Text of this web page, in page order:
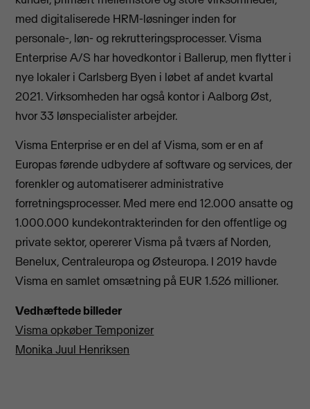
med digitaliserede HRM-løsninger inden for
personale-, løn- og rekrutteringsprocesser. Visma
Enterprise A/S har hovedkontor i Ballerup, men flytter i
nye lokaler i Carlsberg Byen i løbet af andet kvartal
2021. Virksomheden har også kontor i Aalborg Øst,
hvor 33 lønspecialister arbejder.
Visma Enterprise er en del af Visma, som er en af
Europas førende udbydere af software og services, der
forenkler og automatiserer administrative
forretningsprocesser. Med mere end 12.000 ansatte og
1.000.000 kundekontrakterinden for den offentlige og
private sektor, opererer Visma på tværs af Norden,
Benelux, Centraleuropa og Østeuropa. I 2019 havde
Visma en samlet omsætning på EUR 1.526 millioner.
Vedhæftede billeder
Visma opkøber Temponizer
Monika Juul Henriksen